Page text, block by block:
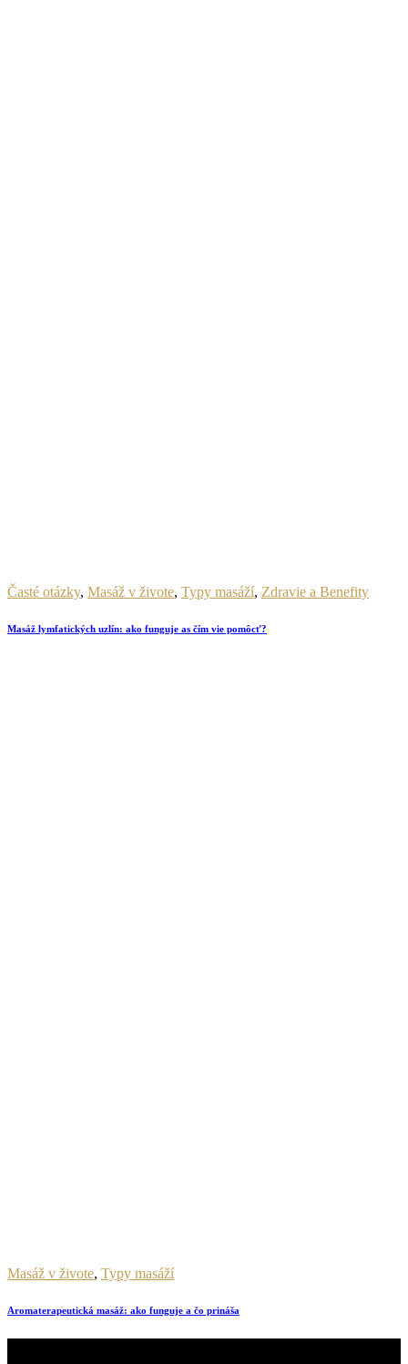
Časté otázky, Masáž v živote, Typy masáží, Zdravie a Benefity
Masáž lymfatických uzlín: ako funguje as čím vie pomôcť?
Masáž v živote, Typy masáží
Aromaterapeutická masáž: ako funguje a čo prináša